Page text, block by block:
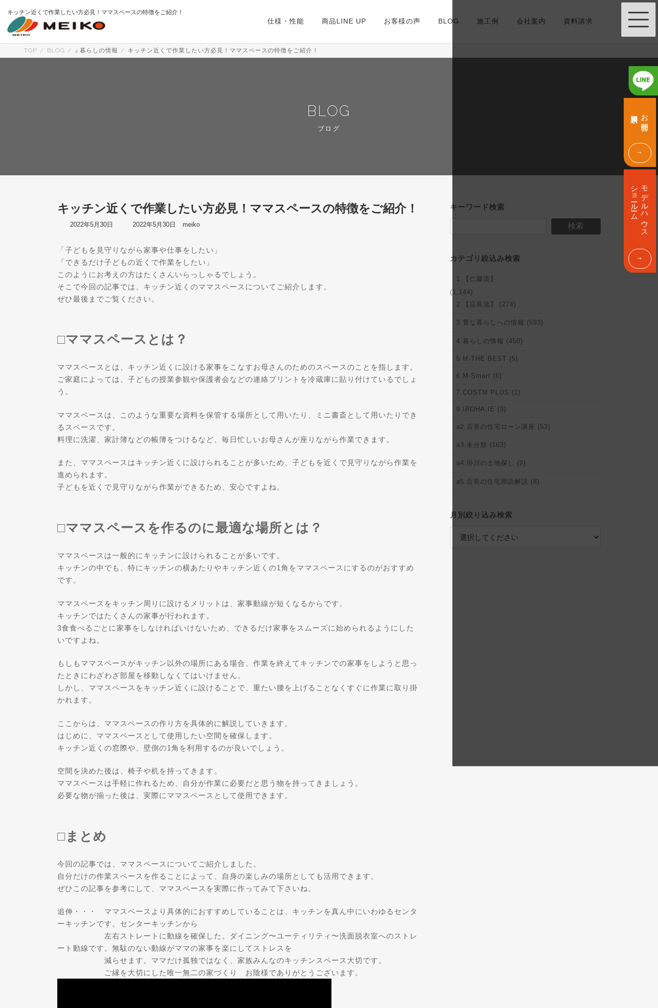
ス
ン
キッチン近くで作業したい方必見！ママスペースの特徴をご紹介！
仕様・性能 商品LINE UP お客様の声 BLOG 施工例 会社案内 資料請求
TOP BLOG 4.暮らしの情報 キッチン近くで作業したい方必見！ママスペースの特徴をご紹介！
BLOG
ブログ
キッチン近くで作業したい方必見！ママスペースの特徴をご紹介！
2022年5月30日
最
新
日
時
:
2022年5月30日 meiko
「子どもを見守りながら家事や仕事をしたい」
「できるだけ子どもの近くで作業をしたい」
このようにお考えの方はたくさんいらっしゃるでしょう。
そこで今回の記事では、キッチン近くのママスペースについてご紹介します。
ぜひ最後までご覧ください。
□ママスペースとは？
ママスペースとは、キッチン近くに設ける家事をこなすお母さんのためのスペースのことを指します。
ご家庭によっては、子どもの授業参観や保護者会などの連絡プリントを冷蔵庫に貼り付けているでしょ
う。
ママスペースは、このような重要な資料を保管する場所として用いたり、ミニ書斎として用いたりでき
るスペースです。
料理に洗濯、家計簿などの帳簿をつけるなど、毎日忙しいお母さんが座りながら作業できます。
また、ママスペースはキッチン近くに設けられることが多いため、子どもを近くで見守りながら作業を
進められます。
子どもを近くで見守りながら作業ができるため、安心ですよね。
□ママスペースを作るのに最適な場所とは？
ママスペースは一般的にキッチンに設けられることが多いです。
キッチンの中でも、特にキッチンの横あたりやキッチン近くの1角をママスペースにするのがおすすめ
です。
ママスペースをキッチン周りに設けるメリットは、家事動線が短くなるからです。
キッチンではたくさんの家事が行われます。
3食食べるごとに家事をしなければいけないため、できるだけ家事をスムーズに始められるようにした
いですよね。
もしもママスペースがキッチン以外の場所にある場合、作業を終えてキッチンでの家事をしようと思っ
たときにわざわざ部屋を移動しなくてはいけません。
しかし、ママスペースをキッチン近くに設けることで、重たい腰を上げることなくすぐに作業に取り掛
かれます。
ここからは、ママスペースの作り方を具体的に解説していきます。
はじめに、ママスペースとして使用したい空間を確保します。
キッチン近くの窓際や、壁側の1角を利用するのが良いでしょう。
空間を決めた後は、椅子や机を持ってきます。
ママスペースは手軽に作れるため、自分が作業に必要だと思う物を持ってきましょう。
必要な物が揃った後は、実際にママスペースとして使用できます。
□まとめ
今回の記事では、ママスペースについてご紹介しました。
自分だけの作業スペースを作ることによって、自身の楽しみの場所としても活用できます。
ぜひこの記事を参考にして、ママスペースを実際に作ってみて下さいね。
追伸・・・ ママスペースより具体的におすすめしていることは、キッチンを真ん中にいわゆるセンタ
ーキッチンです。センターキッチンから
左右ストレートに動線を確保した。ダイニング〜ユーティリティ〜洗面脱衣室へのストレ
ート動線です。無駄のない動線がママの家事を楽にしてストレスを
減らせます。ママだけ孤独ではなく、家族みんなのキッチンスペース大切です。
ご縁を大切にした唯一無二の家づくり お陰様でありがとうございます。
キーワード検索
検索
カテゴリ絞込み検索
1.【仁藤流】
(1,144)
2.【店長流】 (274)
3.豊な暮らしへの情報 (693)
4.暮らしの情報 (450)
5.M-THE BEST (5)
6.M-Smart (6)
7.COSTM PLUS (1)
9.IROHA.IE (3)
a2.店長の住宅ローン講座 (53)
a3.未分類 (163)
a4.掛川の土地探し (9)
a5.店長の住宅用語解説 (8)
月別絞り込み検索
お問合せ
モデルハウス
ショールーム